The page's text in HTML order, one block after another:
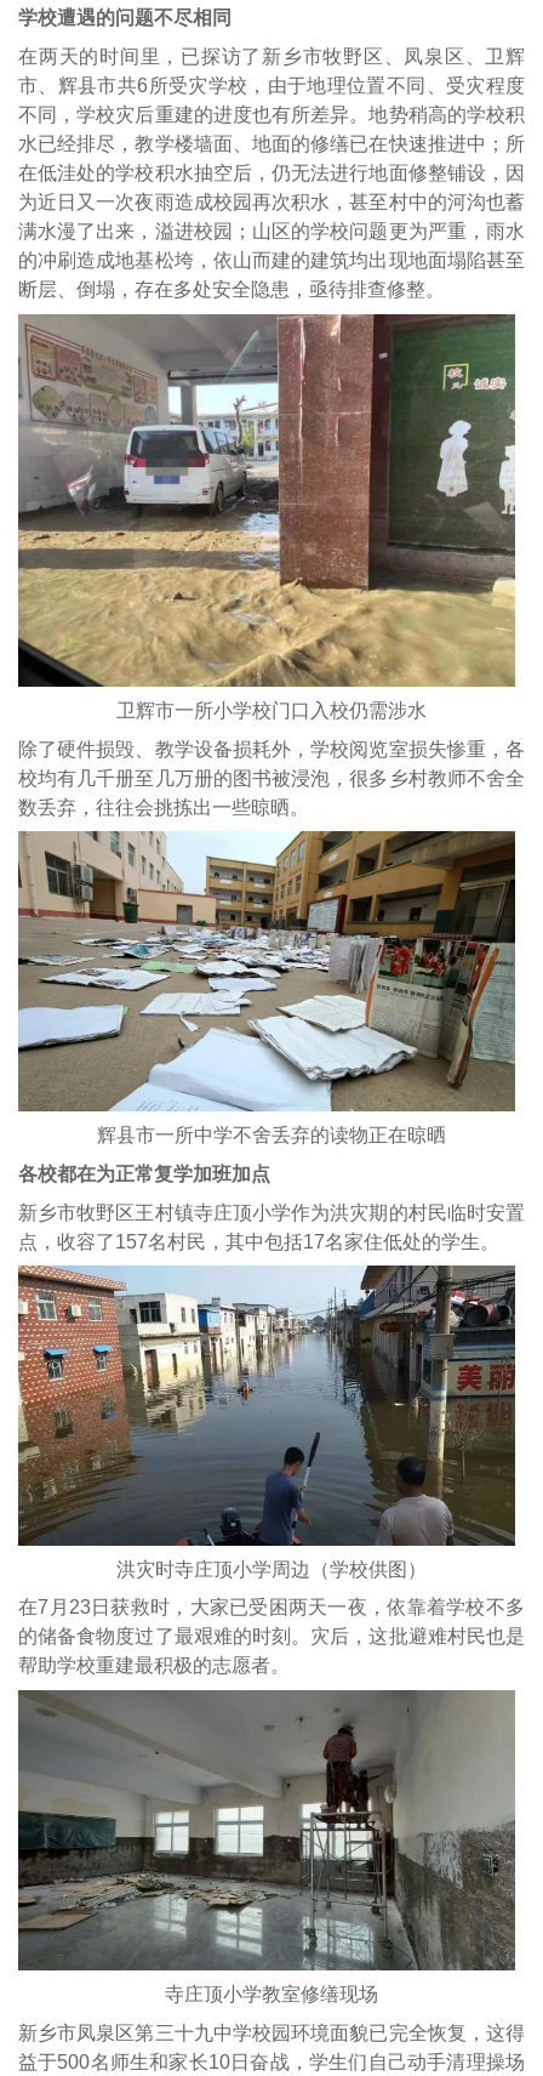
学校遭遇的问题不尽相同
在两天的时间里，已探访了新乡市牧野区、凤泉区、卫辉
市、辉县市共6所受灾学校，由于地理位置不同、受灾程度
不同，学校灾后重建的进度也有所差异。地势稍高的学校积
水已经排尽，教学楼墙面、地面的修缮已在快速推进中；所
在低洼处的学校积水抽空后，仍无法进行地面修整铺设，因
为近日又一次夜雨造成校园再次积水，甚至村中的河沟也蓄
满水漫了出来，溢进校园；山区的学校问题更为严重，雨水
的冲刷造成地基松垮，依山而建的建筑均出现地面塌陷甚至
断层、倒塌，存在多处安全隐患，亟待排查修整。
卫辉市一所小学校门口入校仍需涉水
除了硬件损毁、教学设备损耗外，学校阅览室损失惨重，各
校均有几千册至几万册的图书被浸泡，很多乡村教师不舍全
数丢弃，往往会挑拣出一些晾晒。
辉县市一所中学不舍丢弃的读物正在晾晒
各校都在为正常复学加班加点
新乡市牧野区王村镇寺庄顶小学作为洪灾期的村民临时安置
点，收容了157名村民，其中包括17名家住低处的学生。
洪灾时寺庄顶小学周边（学校供图）
在7月23日获救时，大家已受困两天一夜，依靠着学校不多
的储备食物度过了最艰难的时刻。灾后，这批避难村民也是
帮助学校重建最积极的志愿者。
寺庄顶小学教室修缮现场
新乡市凤泉区第三十九中学校园环境面貌已完全恢复，这得
益于500名师生和家长10日奋战，学生们自己动手清理操场